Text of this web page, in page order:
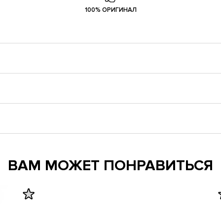
100% ОРИГИНАЛ
ВАМ МОЖЕТ ПОНРАВИТЬСЯ